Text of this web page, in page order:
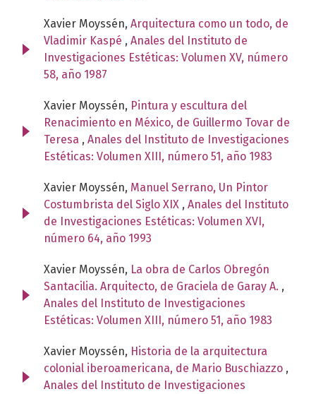
Xavier Moyssén, Arquitectura como un todo, de
Vladimir Kaspé , Anales del Instituto de
Investigaciones Estéticas: Volumen XV, número
58, año 1987
Xavier Moyssén, Pintura y escultura del
Renacimiento en México, de Guillermo Tovar de
Teresa , Anales del Instituto de Investigaciones
Estéticas: Volumen XIII, número 51, año 1983
Xavier Moyssén, Manuel Serrano, Un Pintor
Costumbrista del Siglo XIX , Anales del Instituto
de Investigaciones Estéticas: Volumen XVI,
número 64, año 1993
Xavier Moyssén, La obra de Carlos Obregón
Santacilia. Arquitecto, de Graciela de Garay A. ,
Anales del Instituto de Investigaciones
Estéticas: Volumen XIII, número 51, año 1983
Xavier Moyssén, Historia de la arquitectura
colonial iberoamericana, de Mario Buschiazzo ,
Anales del Instituto de Investigaciones